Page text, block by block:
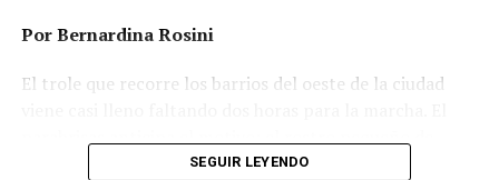
Ganar la vida: La historia de (no)
Su hijo Ciro tenía 120 veces más agrotóxicos que lo
Por Bernardina Rosini
El trole que recorre los barrios del oeste de la ciudad
Agostina Vega, 14 años. Era fácil intuir que será una
SEGUIR LEYENDO